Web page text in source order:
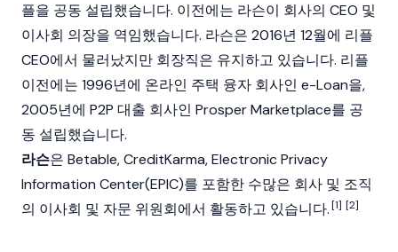
플을 공동 설립했습니다. 이전에는 라슨이 회사의 CEO 및
이사회 의장을 역임했습니다. 라슨은 2016년 12월에 리플
CEO에서 물러났지만 회장직은 유지하고 있습니다. 리플
이전에는 1996년에 온라인 주택 융자 회사인 e-Loan을,
2005년에 P2P 대출 회사인 Prosper Marketplace를 공
동 설립했습니다.
라슨은 Betable, CreditKarma, Electronic Privacy
Information Center(EPIC)를 포함한 수많은 회사 및 조직
의 이사회 및 자문 위원회에서 활동하고 있습니다.[1] [2]